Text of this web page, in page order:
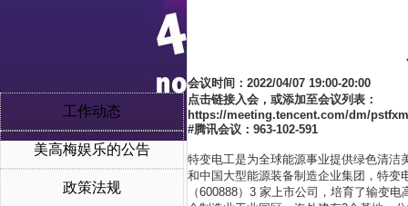
工作动态
美高梅娱乐的公告
政策法规
会议时间：2022/04/07 19:00-20:00
点击链接入会，或添加至会议列表：
https://meeting.tencent.com/dm/
#腾讯会议：963-102-591
特变电工是为全球能源事业提供绿色清洁
和中国大型能源装备制造企业集团，特变
（600888）3 家上市公司，培育了输变